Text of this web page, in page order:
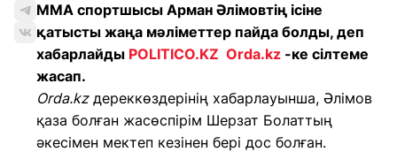
ММА спортшысы Арман Әлімовтің ісіне
қатысты жаңа мәліметтер пайда болды, деп
хабарлайды POLITICO.KZ Orda.kz -ке сілтеме
жасап.
Orda.kzдереккөздерінің хабарлауынша, Әлімов
қаза болған жасөспірім Шерзат Болаттың
әкесімен мектеп кезінен бері дос болған.